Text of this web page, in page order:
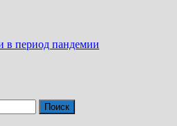
в период пандемии